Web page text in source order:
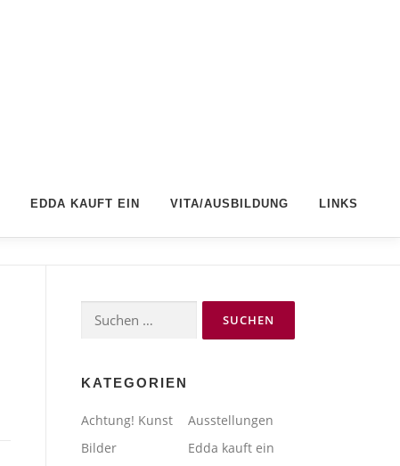
EDDA KAUFT EIN VITA/AUSBILDUNG LINKS
Suchen
nach:
KATEGORIEN
Achtung! Kunst
Ausstellungen
Bilder
Edda kauft ein